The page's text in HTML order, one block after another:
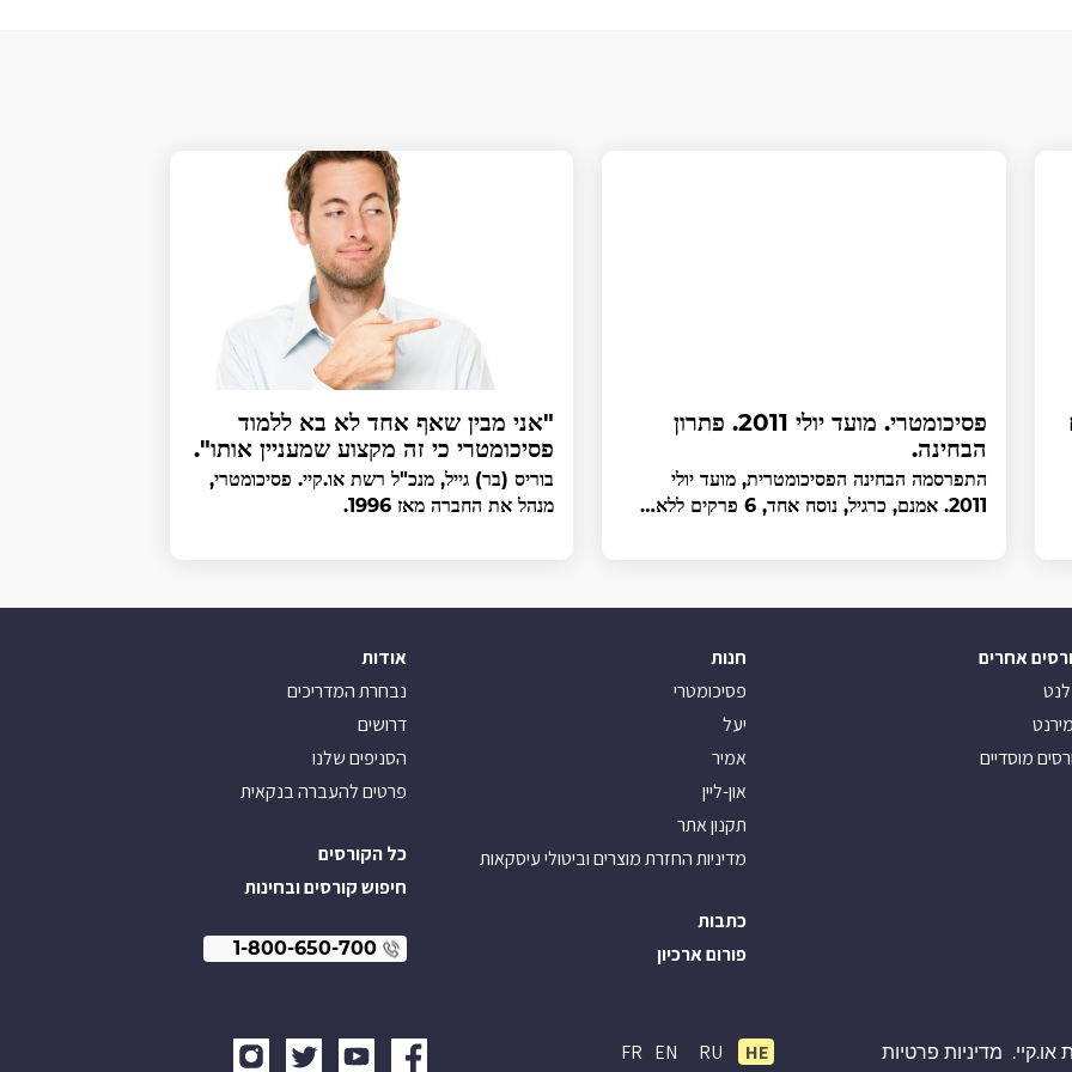
פסיכומטרי. מועד יולי 2011. פתרון
הבחינה.
התפרסמה הבחינה הפסיכומטרית, מועד יולי
2011. אמנם, כרגיל, נוסח אחד, 6 פרקים ללא…
"אני מבין שאף אחד לא בא ללמוד
פסיכומטרי כי זה מקצוע שמעניין אותו".
בוריס (בר) גייל, מנכ"ל רשת או.קיי. פסיכומטרי,
מנהל את החברה מאז 1996.
אחרים
מוסדיים
חנות
פסיכומטרי
יעל
אמיר
און-ליין
תקנון אתר
מדיניות החזרת מוצרים וביטולי עיסקאות
כתבות
פורום ארכיון
אודות
נבחרת המדריכים
דרושים
הסניפים שלנו
פרטים להעברה בנקאית
כל הקורסים
חיפוש קורסים ובחינות
1-800-650-700
או.קיי. מדיניות פרטיות HE
RU
EN
FR